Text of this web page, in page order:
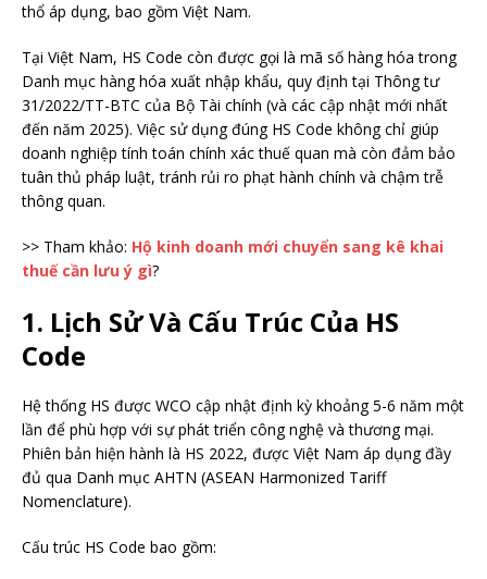
thổ áp dụng, bao gồm Việt Nam.
Tại Việt Nam, HS Code còn được gọi là mã số hàng hóa trong
Danh mục hàng hóa xuất nhập khẩu, quy định tại Thông tư
31/2022/TT-BTC của Bộ Tài chính (và các cập nhật mới nhất
đến năm 2025). Việc sử dụng đúng HS Code không chỉ giúp
doanh nghiệp tính toán chính xác thuế quan mà còn đảm bảo
tuân thủ pháp luật, tránh rủi ro phạt hành chính và chậm trễ
thông quan.
>> Tham khảo: Hộ kinh doanh mới chuyển sang kê khai
thuế cần lưu ý gì?
1. Lịch Sử Và Cấu Trúc Của HS
Code
Hệ thống HS được WCO cập nhật định kỳ khoảng 5-6 năm một
lần để phù hợp với sự phát triển công nghệ và thương mại.
Phiên bản hiện hành là HS 2022, được Việt Nam áp dụng đầy
đủ qua Danh mục AHTN (ASEAN Harmonized Tariff
Nomenclature).
Cấu trúc HS Code bao gồm: